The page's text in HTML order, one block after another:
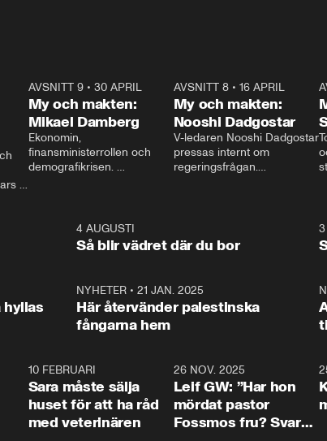
AVSNITT 9• 30 APRIL
My och makten:
Mikael Damberg
Ekonomin,
finansministerrollen och
demografikrisen.
och Makten.
AVSNITT 8• 16 APRIL
My och makten:
Nooshi Dadgostar
V-ledaren Nooshi Dadgostar
pressas internt om
regeringsfrågan.
– Vi ställer upp i val. Ska vi
vara med så sitter vi förstås
1:064 AUGUSTI
Så blir vädret där du bor
hyllas
NYHETER •21 JAN. 2025
Här återvänder palestinska
fångarna hem
10 FEBRUARI
Sara måste sälja
huset för att ha råd
med veterinären
26 NOV. 2025
Leif GW: ”Har hon
mördat pastor
Fossmos fru? Svar